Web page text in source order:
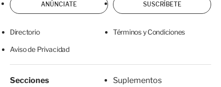
ANÚNCIATE SUSCRÍBETE
Directorio Términos y Condiciones
Aviso de Privacidad
Secciones
Suplementos